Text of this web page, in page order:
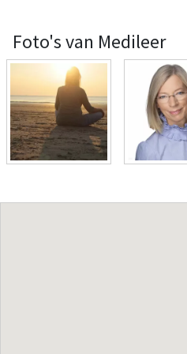
Foto's van Medileer